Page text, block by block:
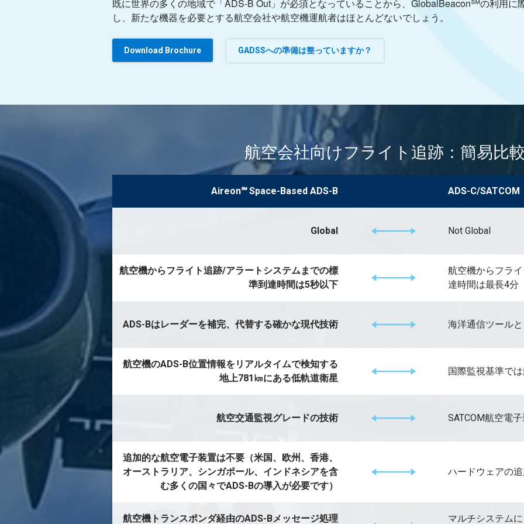
既に世界の多くの地域で「ADS-B Out」が必須となっていることから、GlobalBeacon℠の利用に
し、新たな機器を必要とする航空会社や航空機運航者はほとんどないでしょう。
Download Brochure GADSSへの準備は整っていますか？
航空会社向けフライト追跡：簡易比
Aireon℠ Space-Based ADS-B ADS-C/SATCOM
Global Not Global
航空機からフライト追跡/アラートシステムまでの標
準到達時間は5秒以下
航空機からフラ
達時間は最長4分
ADS-Bはレーダーを補完、代替する確かな現代技術 海洋通信ツール
航空機のADS-B位置情報をリアルタイムで検知する
地上781㎞にある低軌道衛星
国際監視基準で
航空交通監視グレードの技術 SATCOM航空電
追加的な航空電子装置は不要（米国、欧州、香港、
オーストラリア、シンガポール、インドネシアを含
む多くの国々でADS-Bの導入が必要です）
ハードウェアの
航空機トランスポンダ経由のADS-Bメッセージ処理 マルチシステム